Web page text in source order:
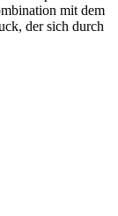
mit dem
der sich durch